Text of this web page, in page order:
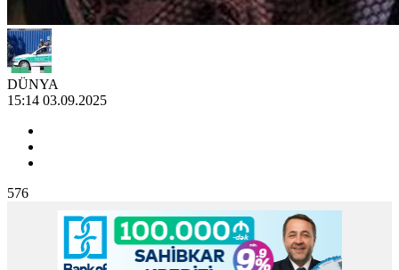
DÜNYA
15:14 03.09.2025
576